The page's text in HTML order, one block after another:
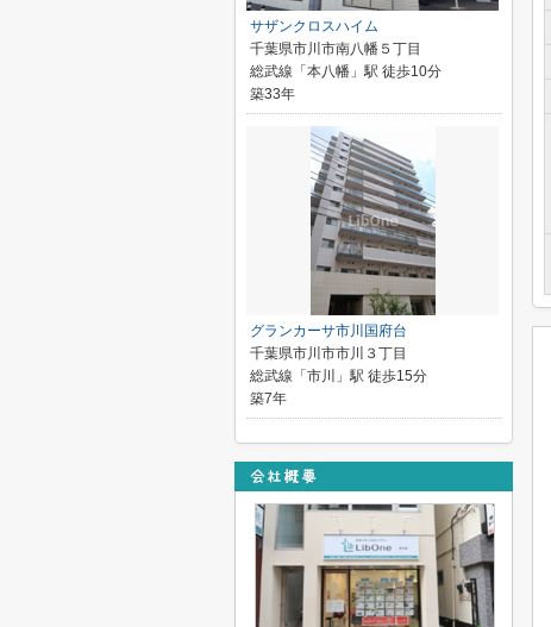
サザンクロスハイム
千葉県市川市南八幡５丁目
総武線「本八幡」駅 徒歩10分
築33年
グランカーサ市川国府台
千葉県市川市市川３丁目
総武線「市川」駅 徒歩15分
築7年